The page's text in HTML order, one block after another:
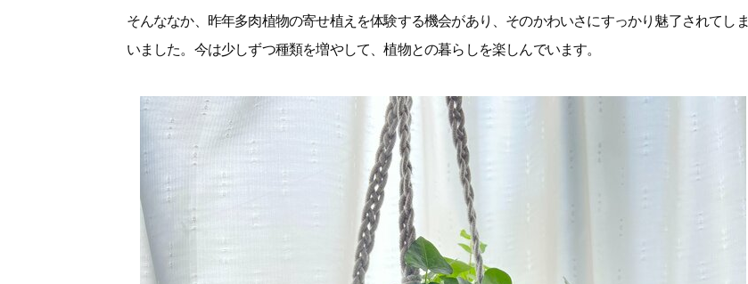
そんななか、昨年多肉植物の寄せ植えを体験する機会があり、そのかわいさにすっかり魅了されてしま
いました。今は少しずつ種類を増やして、植物との暮らしを楽しんでいます。